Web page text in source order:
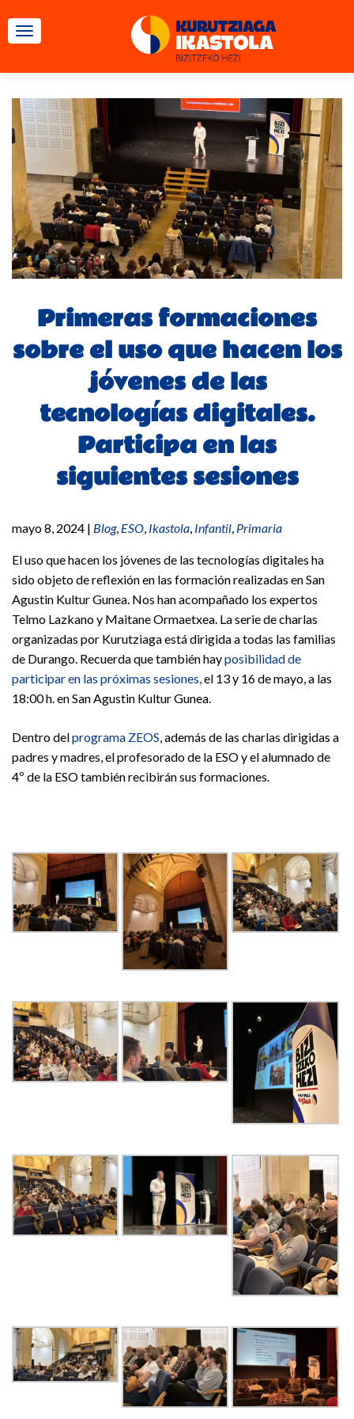
CAMBIAR NAVEGACIÓN
Primeras formaciones
sobre el uso que hacen los
jóvenes de las
tecnologías digitales.
Participa en las
siguientes sesiones
mayo 8, 2024 | Blog, ESO, Ikastola, Infantil, Primaria
El uso que hacen los jóvenes de las tecnologías digitales ha
sido objeto de reflexión en las formación realizadas en San
Agustin Kultur Gunea. Nos han acompañado los expertos
Telmo Lazkano y Maitane Ormaetxea. La serie de charlas
organizadas por Kurutziaga está dirigida a todas las familias
de Durango. Recuerda que también hayposibilidad de
participar en las próximas sesiones,el 13 y 16 de mayo, a las
18:00 h. en San Agustin Kultur Gunea.
Dentro delprograma ZEOS, además de las charlas dirigidas a
padres y madres, el profesorado de la ESO y el alumnado de
4º de la ESO también recibirán sus formaciones.